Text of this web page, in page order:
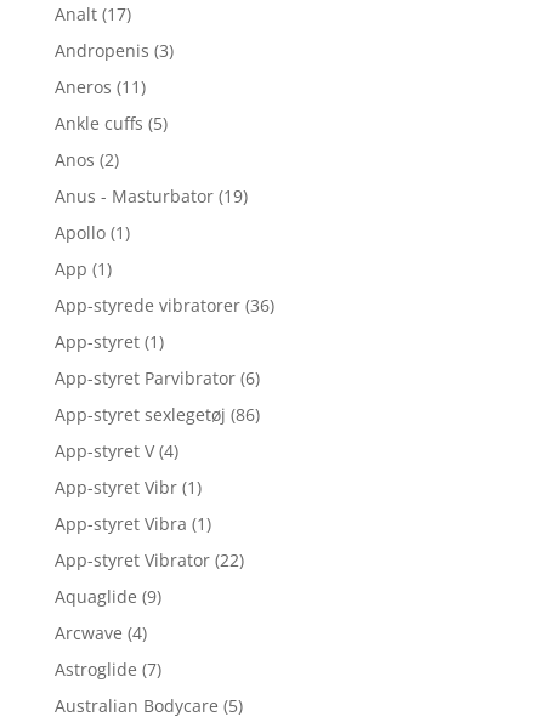
Analt (17)
Andropenis (3)
Aneros (11)
Ankle cuffs (5)
Anos (2)
Anus - Masturbator (19)
Apollo (1)
App (1)
App-styrede vibratorer (36)
App-styret (1)
App-styret Parvibrator (6)
App-styret sexlegetøj (86)
App-styret V (4)
App-styret Vibr (1)
App-styret Vibra (1)
App-styret Vibrator (22)
Aquaglide (9)
Arcwave (4)
Astroglide (7)
Australian Bodycare (5)